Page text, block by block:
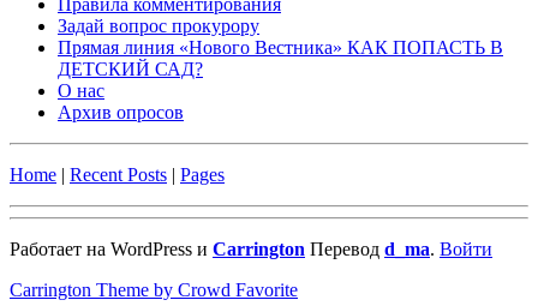
Правила комментирования
Задай вопрос прокурору
Прямая линия «Нового Вестника» КАК ПОПАСТЬ В
ДЕТСКИЙ САД?
О нас
Архив опросов
Home | Recent Posts | Pages
Работает на WordPress и Carrington Перевод d_ma. Войти
Carrington Theme by Crowd Favorite